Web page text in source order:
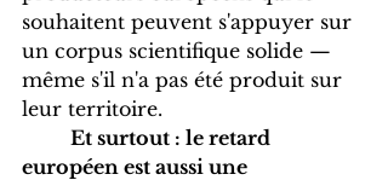
souhaitent peuvent s'appuyer sur
un corpus scientifique solide —
même s'il n'a pas été produit sur
leur territoire.
Et surtout : le retard
européen est aussi une